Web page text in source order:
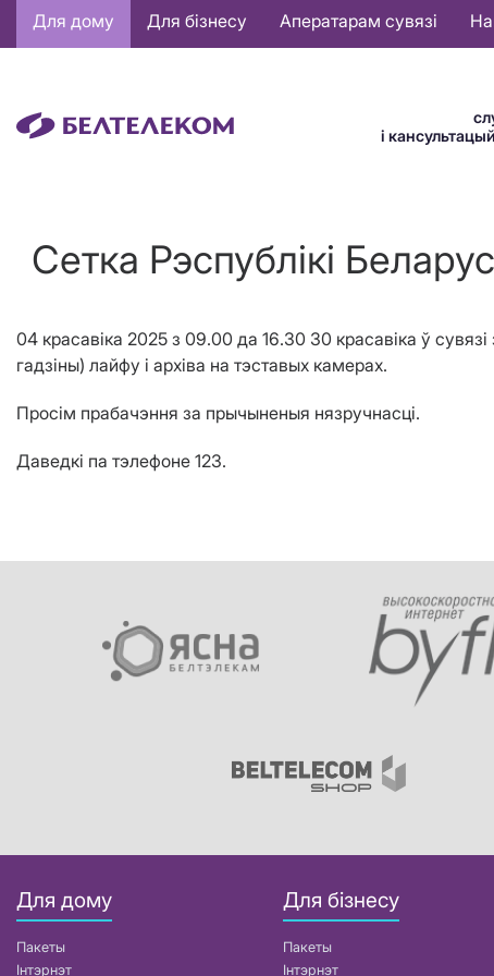
Основная
навигация
Для дому Для бізнесу Аператарам сувязі
і
Сетка Рэспублiкi
04 красавіка 2025 з 09.00 да 16.30 30 красавіка ў
гадзіны) лайфу і архіва на тэставых камерах.
Просім прабачэння за прычыненыя нязручнасці.
Даведкі па тэлефоне 123.
Для дому
Пакеты
Інтэрнэт
Для бізнесу
Пакеты
Інтэрнэт